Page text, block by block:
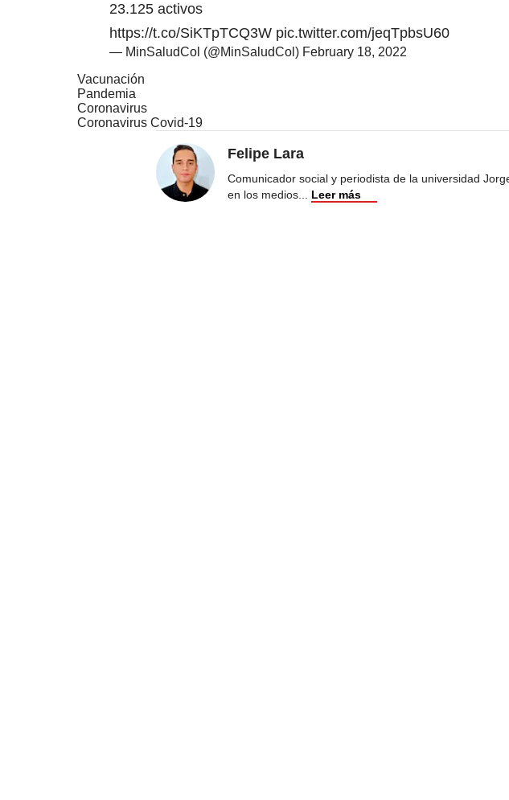
23.125 activos
https://t.co/SiKTpTCQ3W pic.twitter.com/jeqTpbsU60
— MinSaludCol (@MinSaludCol) February 18, 2022
Vacunación
Pandemia
Coronavirus
Coronavirus Covid-19
Felipe Lara
Comunicador social y periodista de la universidad
en los medios... Leer más